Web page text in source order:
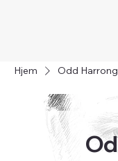
Hjem Odd Harrong